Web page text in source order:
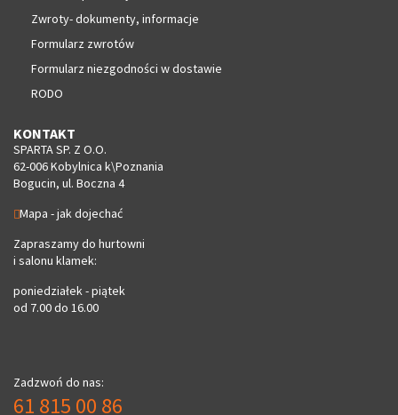
Zwroty- dokumenty, informacje
Formularz zwrotów
Formularz niezgodności w dostawie
RODO
KONTAKT
SPARTA SP. Z O.O.
62-006 Kobylnica k\Poznania
Bogucin, ul. Boczna 4
Mapa - jak dojechać
Zapraszamy do hurtowni
i salonu klamek:
poniedziałek - piątek
od 7.00 do 16.00
Zadzwoń do nas:
61 815 00 86